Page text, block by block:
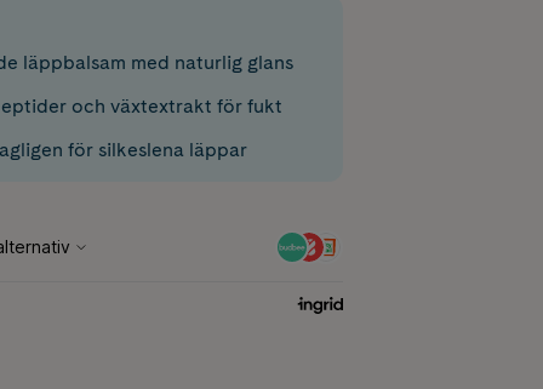
läppbalsam med naturlig glans
och växtextrakt för fukt
för silkeslena läppar